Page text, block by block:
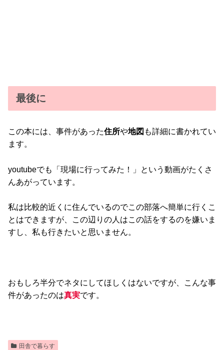
最後に
この本には、事件があった住所や地図 も詳細に書かれてい
ます。
youtubeでも「現場に行ってみた！」という動画がたくさ
んあがっています。
私は比較的近くに住んでいるのでこの部落へ簡単に行くこ
とはできますが、この辺りの人はこの話をするのを嫌いま
すし、私も行きたいと思いません。
おもしろ半分でネタにしてほしくはないですが、こんな事
件があったのは真実です。
田舎で暮らす